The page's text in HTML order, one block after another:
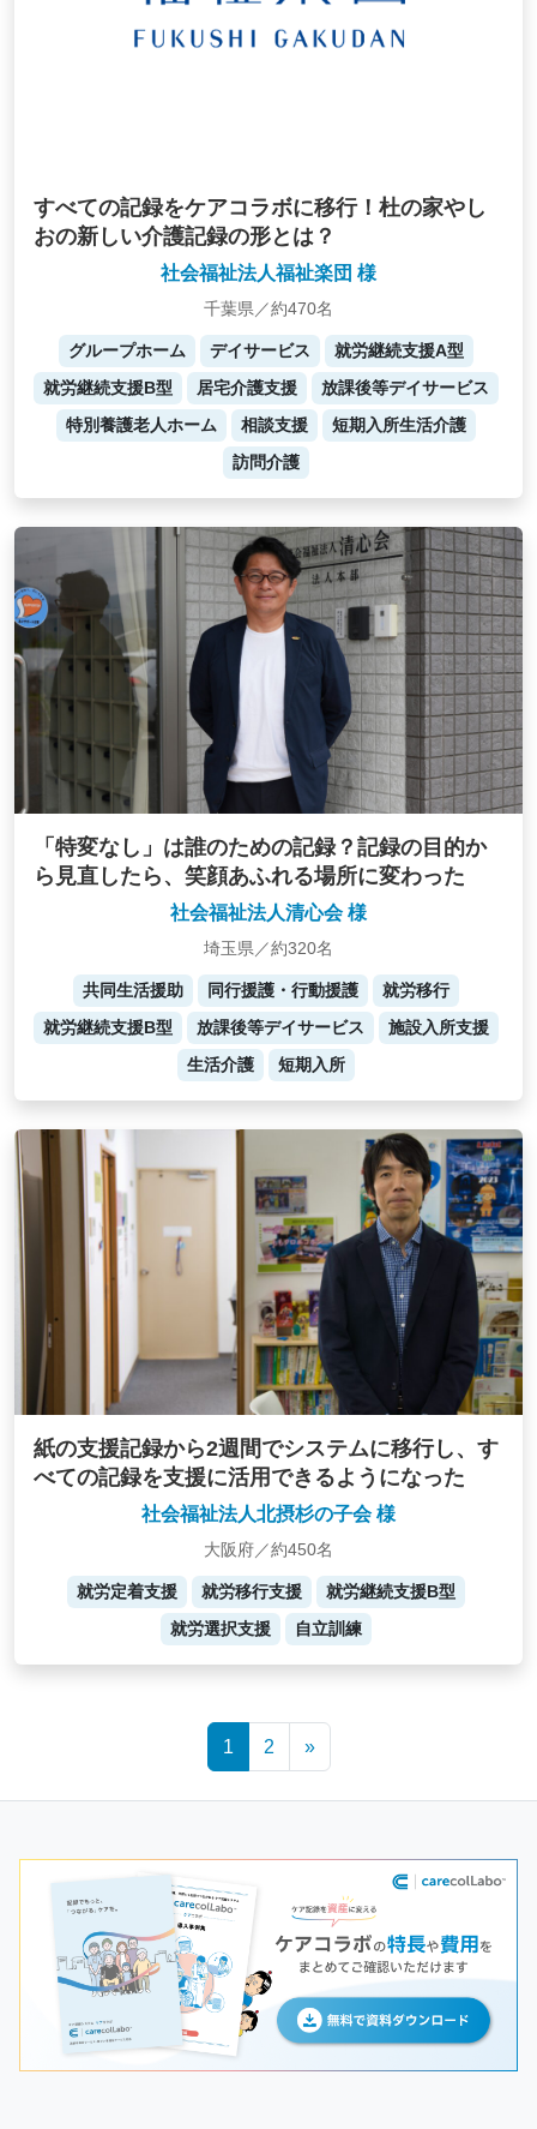
すべての記録をケアコラボに移行！杜の家やし
おの新しい介護記録の形とは？
社会福祉法人福祉楽団 様
千葉県／約470名
グループホーム デイサービス
就労継続支援A型
就労継続支援B型
居宅介護支援
放課後等デイサービス
特別養護老人ホーム
相談支援
短期入所生活介護
訪問介護
「特変なし」は誰のための記録？記録の目的か
ら見直したら、笑顔あふれる場所に変わった
社会福祉法人清心会 様
埼玉県／約320名
共同生活援助 同行援護・行動援護
就労移行
就労継続支援B型
放課後等デイサービス
施設入所支援
生活介護
短期入所
紙の支援記録から2週間でシステムに移行し、す
べての記録を支援に活用できるようになった
社会福祉法人北摂杉の子会 様
大阪府／約450名
就労定着支援 就労移行支援
就労継続支援B型
就労選択支援
自立訓練
1 2 »